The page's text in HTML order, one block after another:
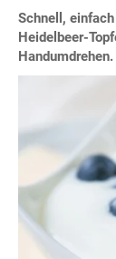
Schnell,
Heidelbeer-
Handumdrehen.